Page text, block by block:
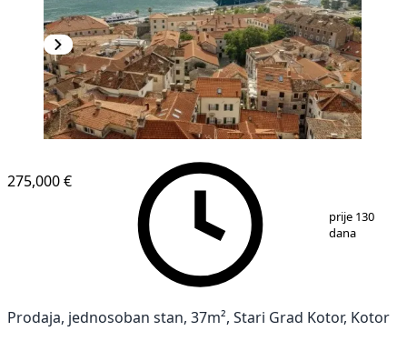
13
275,000 €
prije 130
dana
Prodaja, jednosoban stan, 37m², Stari Grad Kotor, Kotor